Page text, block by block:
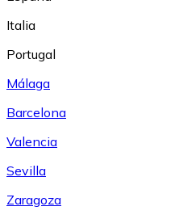
Italia
Portugal
Málaga
Barcelona
Valencia
Sevilla
Zaragoza